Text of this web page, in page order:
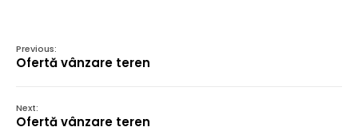
Previous:
Ofertă vânzare teren
Next:
Ofertă vânzare teren